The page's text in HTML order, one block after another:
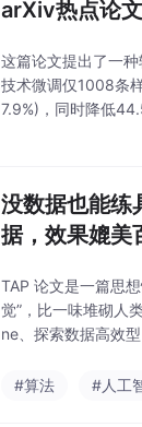
arXiv热点论
这篇论文提出了一
技术微调仅1008条
7.9%)，同时降低
没数据也能练
据，效果媲美
TAP 论文是一篇思
觉”，比一味堆砌人
ne、探索数据高效
#算法
#人工